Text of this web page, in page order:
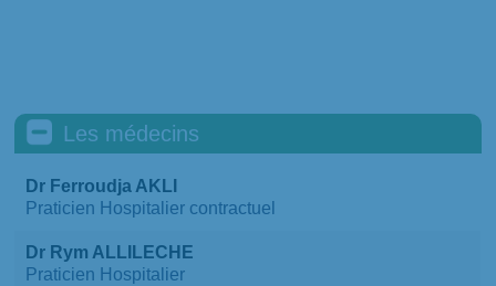
Les médecins
Dr Ferroudja AKLI
Praticien Hospitalier contractuel
Dr Rym ALLILECHE
Praticien Hospitalier